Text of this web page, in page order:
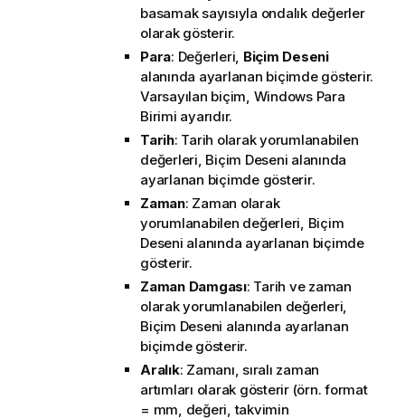
basamak sayısıyla ondalık değerler
olarak gösterir.
Para: Değerleri, Biçim Deseni
alanında ayarlanan biçimde gösterir.
Varsayılan biçim, Windows Para
Birimi ayarıdır.
Tarih: Tarih olarak yorumlanabilen
değerleri, Biçim Deseni alanında
ayarlanan biçimde gösterir.
Zaman: Zaman olarak
yorumlanabilen değerleri, Biçim
Deseni alanında ayarlanan biçimde
gösterir.
Zaman Damgası: Tarih ve zaman
olarak yorumlanabilen değerleri,
Biçim Deseni alanında ayarlanan
biçimde gösterir.
Aralık: Zamanı, sıralı zaman
artımları olarak gösterir (örn. format
= mm, değeri, takvimin